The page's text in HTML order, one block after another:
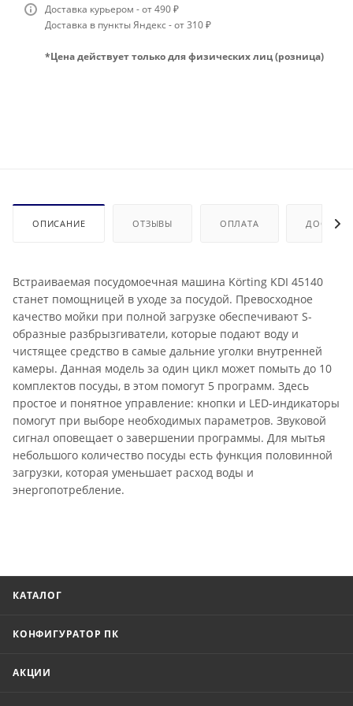
Доставка курьером - от 490 ₽
Доставка в пункты Яндекс - от 310 ₽
*Цена действует только для физических лиц (розница)
ОПИСАНИЕ ОТЗЫВЫ ОПЛАТА
Встраиваемая посудомоечная машина Körting KDI 45140
станет помощницей в уходе за посудой. Превосходное
качество мойки при полной загрузке обеспечивают S-
образные разбрызгиватели, которые подают воду и
чистящее средство в самые дальние уголки внутренней
камеры. Данная модель за один цикл может помыть до 10
комплектов посуды, в этом помогут 5 программ. Здесь
простое и понятное управление: кнопки и LED-индикаторы
помогут при выборе необходимых параметров. Звуковой
сигнал оповещает о завершении программы. Для мытья
небольшого количество посуды есть функция половинной
загрузки, которая уменьшает расход воды и
энергопотребление.
КАТАЛОГ
КОНФИГУРАТОР ПК
АКЦИИ